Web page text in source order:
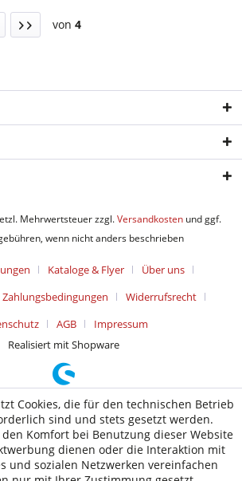
von 4
Mehrwertsteuer zzgl.Versandkosten und ggf.
wenn nicht anders beschrieben
Kataloge & Flyer
Über uns
Zahlungsbedingungen
Widerrufsrecht
AGB
Impressum
Realisiert mit Shopware
Cookies, die für den technischen Betrieb
sind und stets gesetzt werden.
den Komfort bei Benutzung dieser Website
dienen oder die Interaktion mit
und sozialen Netzwerken vereinfachen